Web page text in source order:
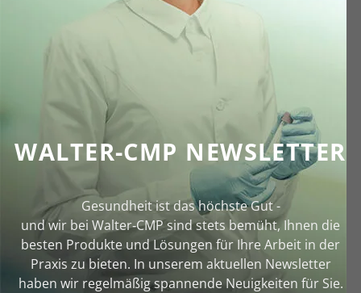
WALTER-CMP NEWSLETTER
Gesundheit ist das höchste Gut -
und wir bei Walter‑CMP sind stets bemüht, Ihnen die
besten Produkte und Lösungen für Ihre Arbeit in der
Praxis zu bieten. In unserem aktuellen Newsletter
haben wir regelmäßig spannende Neuigkeiten für Sie.